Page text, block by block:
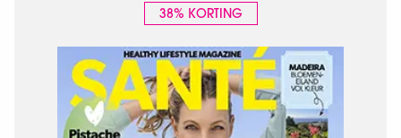
38% KORTING